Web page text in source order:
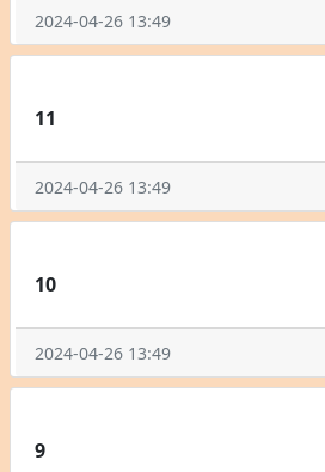
2024-04-26 13:49
11
2024-04-26 13:49
10
2024-04-26 13:49
9